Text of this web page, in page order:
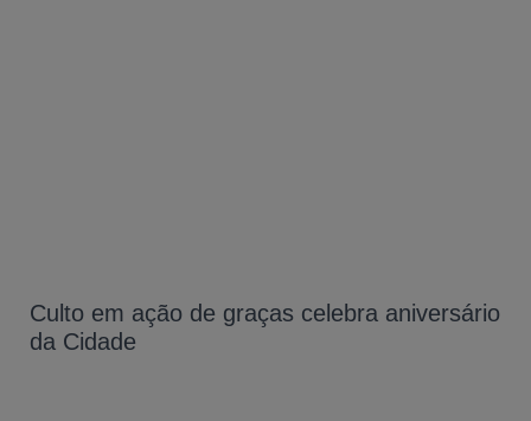
Culto em ação de graças celebra aniversário
da Cidade